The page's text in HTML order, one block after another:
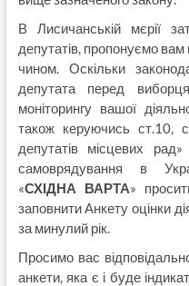
В Лисичанській мєрії
депутатів, пропонуємо
чином. Оскільки
депутата перед
моніторингу вашої
також керуючись
депутатів місцевих
самоврядування в
«СХІДНА ВАРТА»
заповнити Анкету оцінки
за минулий рік.
Просимо вас
анкети, яка є і буде